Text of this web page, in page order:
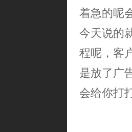
着急的呢
今天说的
程呢，客
是放了广
会给你打